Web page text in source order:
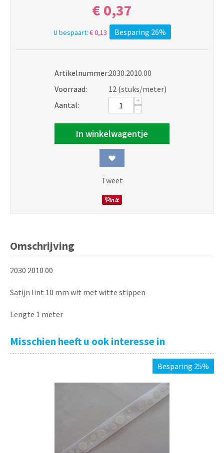
€ 0,37
U bespaart: €0,13 Besparing 26%
Artikelnummer:2030.2010.00
Voorraad:
12 (stuks/meter)
Aantal:
+
−
In winkelwagentje
Tweet
Omschrijving
2030 2010 00
Satijn lint 10 mm wit met witte stippen
Lengte 1 meter
Misschien heeft u ook interesse in
Besparing 25%